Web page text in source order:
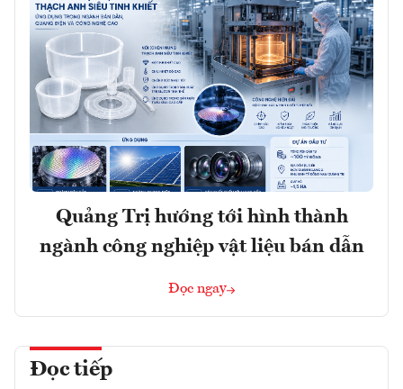
Quảng Trị hướng tới hình thành
ngành công nghiệp vật liệu bán dẫn
Đọc ngay
Đọc tiếp